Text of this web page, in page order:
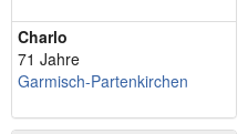
Charlo
71 Jahre
Garmisch-Partenkirchen